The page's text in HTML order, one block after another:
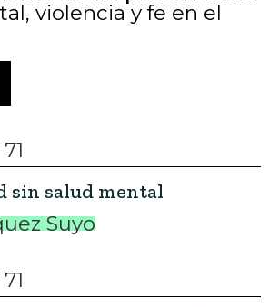
violencia y fe en el
sin salud mental
Suyo